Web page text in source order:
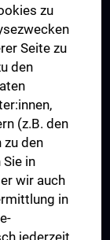
zu
Seite zu
den
(z.B. den
zu den
in
wir auch
in
jederzeit